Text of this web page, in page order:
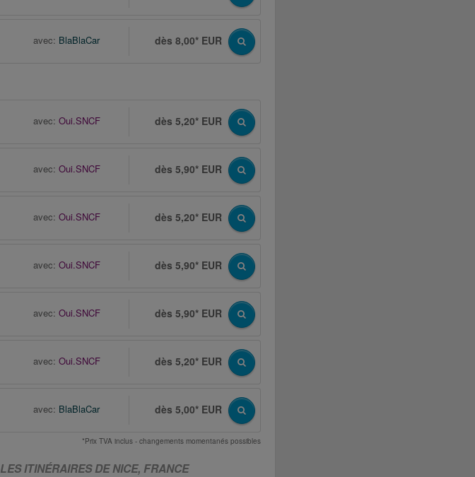
avec: BlaBlaCar dès 8,00* EUR
avec: Oui.SNCF dès 5,20* EUR
avec: Oui.SNCF dès 5,90* EUR
avec: Oui.SNCF dès 5,20* EUR
avec: Oui.SNCF dès 5,90* EUR
avec: Oui.SNCF dès 5,90* EUR
avec: Oui.SNCF dès 5,20* EUR
avec: BlaBlaCar dès 5,00* EUR
*Prix TVA inclus - changements momentanés possibles
LES ITINÉRAIRES DE NICE, FRANCE